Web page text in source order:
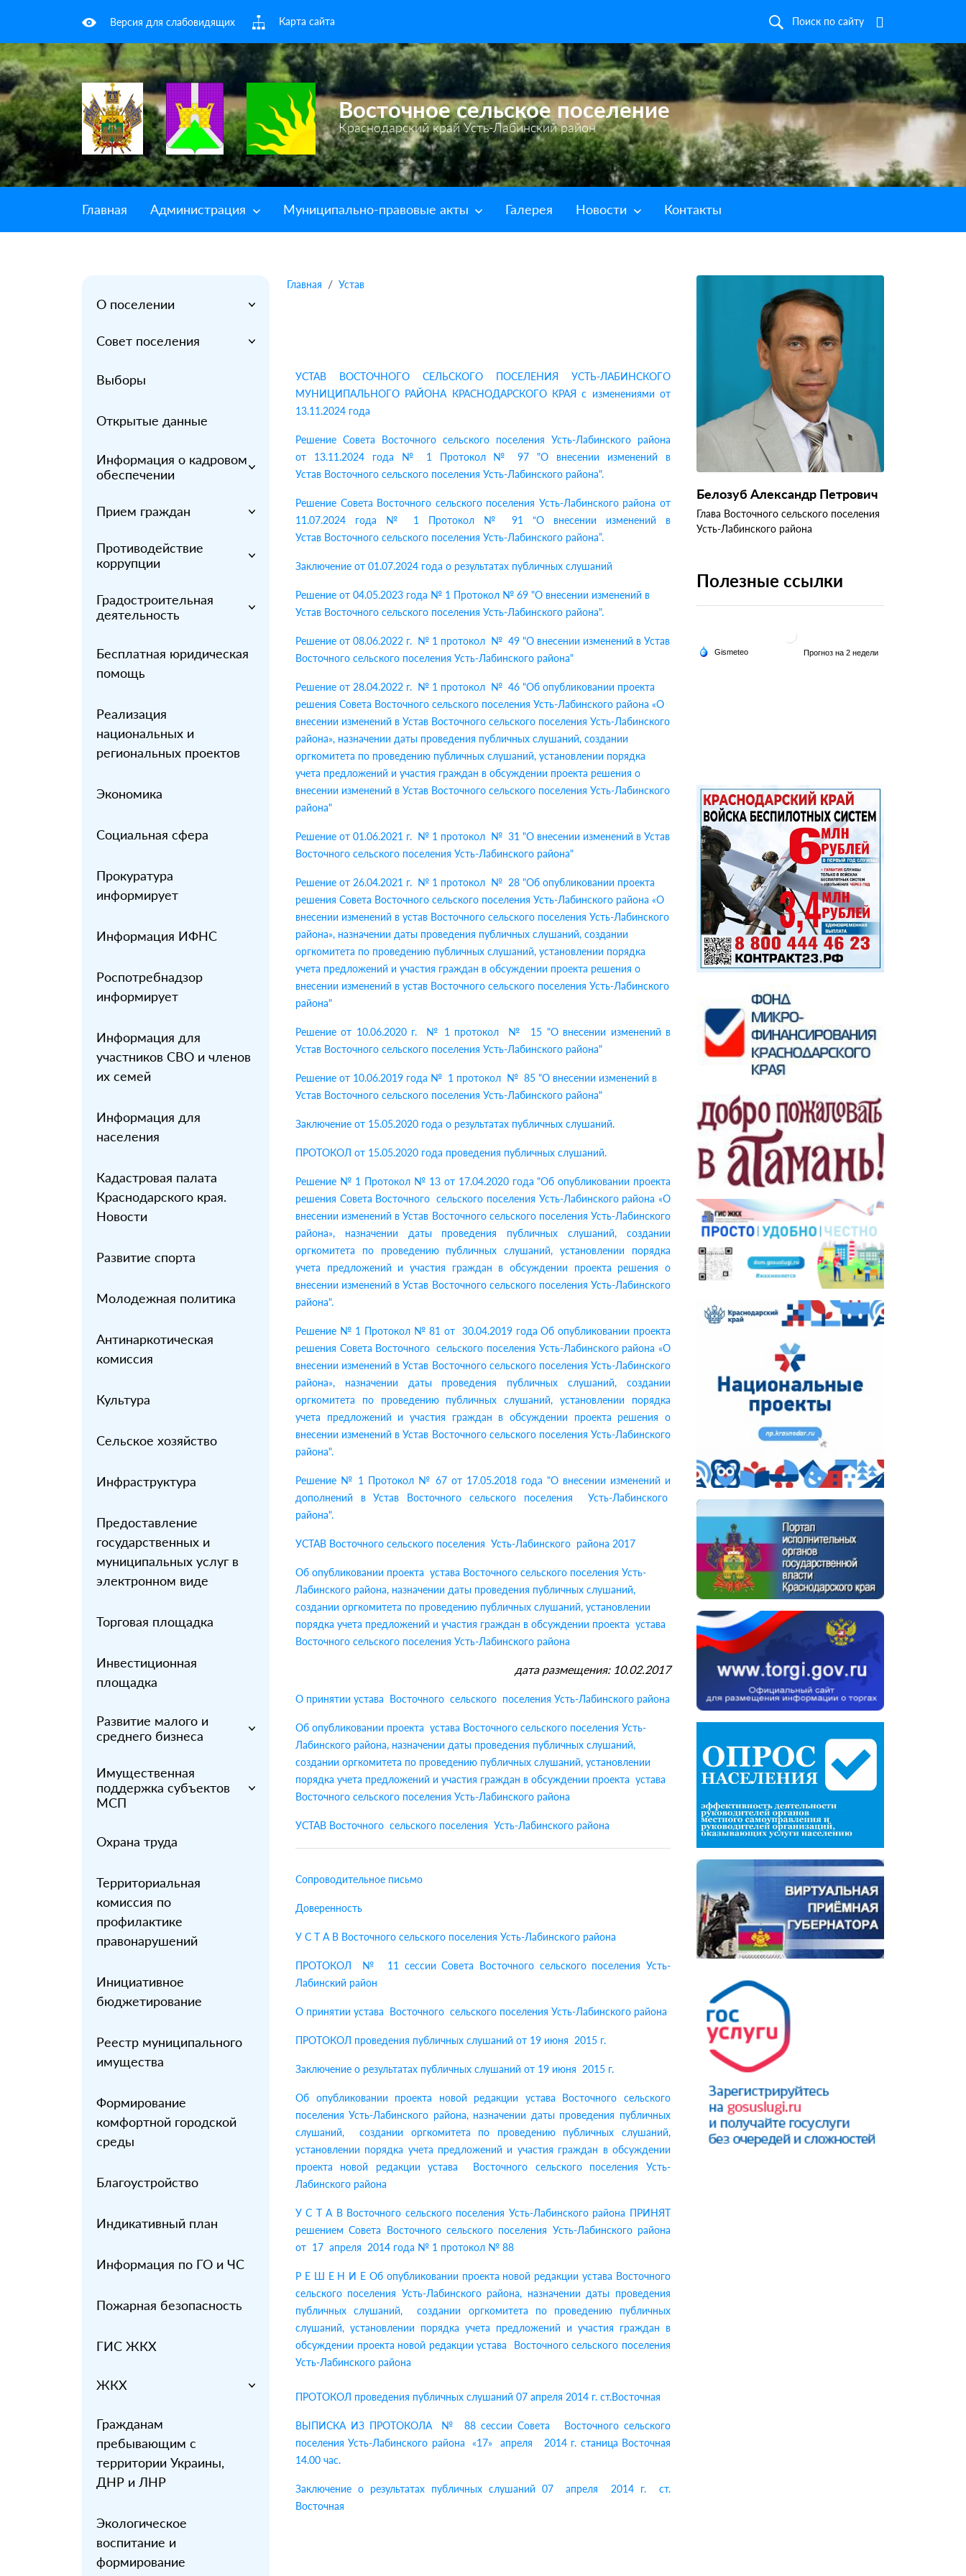
Версия для слабовидящих Карта сайта Поиск по сайту
Восточное сельское поселение
Краснодарский край Усть-Лабинский район
Главная Администрация Муниципально-правовые акты Галерея Новости Контакты
О поселении
Совет поселения
Выборы
Открытые данные
Информация о кадровом
обеспечении
Прием граждан
Противодействие
коррупции
Градостроительная
деятельность
Бесплатная юридическая
помощь
Реализация
национальных и
региональных проектов
Экономика
Социальная сфера
Прокуратура
информирует
Информация ИФНС
Роспотребнадзор
информирует
Информация для
участников СВО и членов
их семей
Информация для
населения
Кадастровая палата
Краснодарского края.
Новости
Развитие спорта
Молодежная политика
Антинаркотическая
комиссия
Культура
Сельское хозяйство
Инфраструктура
Предоставление
государственных и
муниципальных услуг в
электронном виде
Торговая площадка
Инвестиционная
площадка
Развитие малого и
среднего бизнеса
Имущественная
поддержка субъектов
МСП
Охрана труда
Территориальная
комиссия по
профилактике
правонарушений
Инициативное
бюджетирование
Реестр муниципального
имущества
Формирование
комфортной городской
среды
Благоустройство
Индикативный план
Информация по ГО и ЧС
Пожарная безопасность
ГИС ЖКХ
ЖКХ
Гражданам
пребывающим с
территории Украины,
ДНР и ЛНР
Экологическое
воспитание и
формирование
Главная Устав
УСТАВ ВОСТОЧНОГО СЕЛЬСКОГО ПОСЕЛЕНИЯ УСТЬ-ЛАБИНСКОГО
МУНИЦИПАЛЬНОГО РАЙОНА КРАСНОДАРСКОГО КРАЯ с изменениями от
13.11.2024 года
Решение Совета Восточного сельского поселения Усть-Лабинского района
от 13.11.2024 года № 1 Протокол № 97 "О внесении изменений в
Устав Восточного сельского поселения Усть-Лабинского района".
Решение Совета Восточного сельского поселения Усть-Лабинского района от
11.07.2024 года № 1 Протокол № 91 “О внесении изменений в
Устав Восточного сельского поселения Усть-Лабинского района”.
Заключение от 01.07.2024 года о результатах публичных слушаний
Решение от 04.05.2023 года № 1 Протокол № 69 "О внесении изменений в
Устав Восточного сельского поселения Усть-Лабинского района".
Решение от 08.06.2022 г. № 1 протокол № 49 "О внесении изменений в Устав
Восточного сельского поселения Усть-Лабинского района"
Решение от 28.04.2022 г. № 1 протокол № 46 "Об опубликовании проекта
решения Совета Восточного сельского поселения Усть-Лабинского района «О
внесении изменений в Устав Восточного сельского поселения Усть-Лабинского
района», назначении даты проведения публичных слушаний, создании
оргкомитета по проведению публичных слушаний, установлении порядка
учета предложений и участия граждан в обсуждении проекта решения о
внесении изменений в Устав Восточного сельского поселения Усть-Лабинского
района"
Решение от 01.06.2021 г. № 1 протокол № 31 "О внесении изменений в Устав
Восточного сельского поселения Усть-Лабинского района"
Решение от 26.04.2021 г. № 1 протокол № 28 "Об опубликовании проекта
решения Совета Восточного сельского поселения Усть-Лабинского района «О
внесении изменений в устав Восточного сельского поселения Усть-Лабинского
района», назначении даты проведения публичных слушаний, создании
оргкомитета по проведению публичных слушаний, установлении порядка
учета предложений и участия граждан в обсуждении проекта решения о
внесении изменений в устав Восточного сельского поселения Усть-Лабинского
района"
Решение от 10.06.2020 г. № 1 протокол № 15 "О внесении изменений в
Устав Восточного сельского поселения Усть-Лабинского района"
Решение от 10.06.2019 года № 1 протокол № 85 "О внесении изменений в
Устав Восточного сельского поселения Усть-Лабинского района"
Заключение от 15.05.2020 года о результатах публичных слушаний.
ПРОТОКОЛ от 15.05.2020 года проведения публичных слушаний.
Решение № 1 Протокол № 13 от 17.04.2020 года "Об опубликовании проекта
решения Совета Восточного сельского поселения Усть-Лабинского района «О
внесении изменений в Устав Восточного сельского поселения Усть-Лабинского
района», назначении даты проведения публичных слушаний, создании
оргкомитета по проведению публичных слушаний, установлении порядка
учета предложений и участия граждан в обсуждении проекта решения о
внесении изменений в Устав Восточного сельского поселения Усть-Лабинского
района".
Решение № 1 Протокол № 81 от 30.04.2019 года Об опубликовании проекта
решения Совета Восточного сельского поселения Усть-Лабинского района «О
внесении изменений в Устав Восточного сельского поселения Усть-Лабинского
района», назначении даты проведения публичных слушаний, создании
оргкомитета по проведению публичных слушаний, установлении порядка
учета предложений и участия граждан в обсуждении проекта решения о
внесении изменений в Устав Восточного сельского поселения Усть-Лабинского
района".
Решение № 1 Протокол № 67 от 17.05.2018 года "О внесении изменений и
дополнений в Устав Восточного сельского поселения Усть-Лабинского
района".
УСТАВ Восточного сельского поселения Усть-Лабинского района 2017
Об опубликовании проекта устава Восточного сельского поселения Усть-
Лабинского района, назначении даты проведения публичных слушаний,
создании оргкомитета по проведению публичных слушаний, установлении
порядка учета предложений и участия граждан в обсуждении проекта устава
Восточного сельского поселения Усть-Лабинского района
дата размещения: 10.02.2017
О принятии устава Восточного сельского поселения Усть-Лабинского района
Об опубликовании проекта устава Восточного сельского поселения Усть-
Лабинского района, назначении даты проведения публичных слушаний,
создании оргкомитета по проведению публичных слушаний, установлении
порядка учета предложений и участия граждан в обсуждении проекта устава
Восточного сельского поселения Усть-Лабинского района
УСТАВ Восточного сельского поселения Усть-Лабинского района
Сопроводительное письмо
Доверенность
У С Т А В Восточного сельского поселения Усть-Лабинского района
ПРОТОКОЛ № 11 сессии Совета Восточного сельского поселения Усть-
Лабинский район
О принятии устава Восточного сельского поселения Усть-Лабинского района
ПРОТОКОЛ проведения публичных слушаний от 19 июня 2015 г.
Заключение о результатах публичных слушаний от 19 июня 2015 г.
Об опубликовании проекта новой редакции устава Восточного сельского
поселения Усть-Лабинского района, назначении даты проведения публичных
слушаний, создании оргкомитета по проведению публичных слушаний,
установлении порядка учета предложений и участия граждан в обсуждении
проекта новой редакции устава Восточного сельского поселения Усть-
Лабинского района
У С Т А В Восточного сельского поселения Усть-Лабинского района ПРИНЯТ
решением Совета Восточного сельского поселения Усть-Лабинского района
от 17 апреля 2014 года № 1 протокол № 88
Р Е Ш Е Н И Е Об опубликовании проекта новой редакции устава Восточного
сельского поселения Усть-Лабинского района, назначении даты проведения
публичных слушаний, создании оргкомитета по проведению публичных
слушаний, установлении порядка учета предложений и участия граждан в
обсуждении проекта новой редакции устава Восточного сельского поселения
Усть-Лабинского района
ПРОТОКОЛ проведения публичных слушаний 07 апреля 2014 г. ст.Восточная
ВЫПИСКА ИЗ ПРОТОКОЛА № 88 сессии Совета Восточного сельского
поселения Усть-Лабинского района «17» апреля 2014 г. станица Восточная
14.00 час.
Заключение о результатах публичных слушаний 07 апреля 2014 г. ст.
Восточная
Белозуб Александр Петрович
Глава Восточного сельского поселения
Усть-Лабинского района
Полезные ссылки